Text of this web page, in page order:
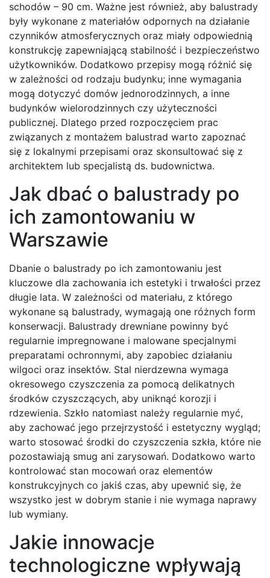
schodów – 90 cm. Ważne jest również, aby balustrady
były wykonane z materiałów odpornych na działanie
czynników atmosferycznych oraz miały odpowiednią
konstrukcję zapewniającą stabilność i bezpieczeństwo
użytkowników. Dodatkowo przepisy mogą różnić się
w zależności od rodzaju budynku; inne wymagania
mogą dotyczyć domów jednorodzinnych, a inne
budynków wielorodzinnych czy użyteczności
publicznej. Dlatego przed rozpoczęciem prac
związanych z montażem balustrad warto zapoznać
się z lokalnymi przepisami oraz skonsultować się z
architektem lub specjalistą ds. budownictwa.
Jak dbać o balustrady po
ich zamontowaniu w
Warszawie
Dbanie o balustrady po ich zamontowaniu jest
kluczowe dla zachowania ich estetyki i trwałości przez
długie lata. W zależności od materiału, z którego
wykonane są balustrady, wymagają one różnych form
konserwacji. Balustrady drewniane powinny być
regularnie impregnowane i malowane specjalnymi
preparatami ochronnymi, aby zapobiec działaniu
wilgoci oraz insektów. Stal nierdzewna wymaga
okresowego czyszczenia za pomocą delikatnych
środków czyszczących, aby uniknąć korozji i
rdzewienia. Szkło natomiast należy regularnie myć,
aby zachować jego przejrzystość i estetyczny wygląd;
warto stosować środki do czyszczenia szkła, które nie
pozostawiają smug ani zarysowań. Dodatkowo warto
kontrolować stan mocowań oraz elementów
konstrukcyjnych co jakiś czas, aby upewnić się, że
wszystko jest w dobrym stanie i nie wymaga naprawy
lub wymiany.
Jakie innowacje
technologiczne wpływają